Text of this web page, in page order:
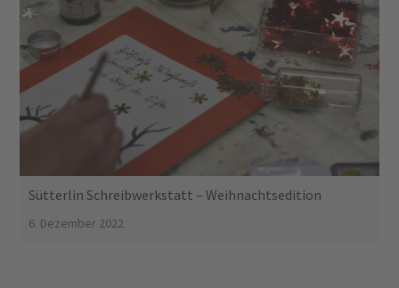
Sütterlin Schreibwerkstatt – Weihnachtsedition
6. Dezember 2022